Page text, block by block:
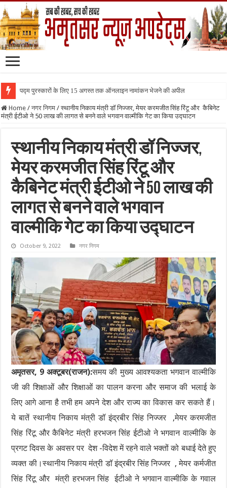
पद्म पुरस्कारों के लिए 15 अगस्त तक ऑनलाइन नामांकन भेजने की अपील
Home / नगर निगम / स्थानीय निकाय मंत्री डॉ निज्जर, मेयर करमजीत सिंह रिंटू और कैबिनेट
मंत्री ईटीओ ने 50 लाख की लागत से बनने वाले भगवान वाल्मीकि गेट का किया उद्घाटन
स्थानीय निकाय मंत्री डॉ निज्जर,
मेयर करमजीत सिंह रिंटू और
कैबिनेट मंत्री ईटीओ ने 50 लाख की
लागत से बनने वाले भगवान
वाल्मीकि गेट का किया उद्घाटन
October 9, 2022 नगर निगम
अमृतसर, 9 अक्टूबर(राजन):समय की मुख्य आवश्यकता भगवान वाल्मीकि
जी की शिक्षाओं और शिक्षाओं का पालन करना और समाज की भलाई के
लिए आगे आना है तभी हम अपने देश और राज्य का विकास कर सकते हैं।
ये बातें स्थानीय निकाय मंत्री डॉ इंद्रबीर सिंह निज्जर ,मेयर करमजीत
सिंह रिंटू और कैबिनेट मंत्री हरभजन सिंह ईटीओ ने भगवान वाल्मीकि के
प्रगट दिवस के अवसर पर देश -विदेश में रहने वाले भक्तों को बधाई देते हुए
व्यक्त की।स्थानीय निकाय मंत्री डॉ इंद्रबीर सिंह निज्जर , मेयर कर्मजीत
सिंह रिंटू और मंत्री हरभजन सिंह ईटीओ ने भगवान वाल्मीकि के गवाल